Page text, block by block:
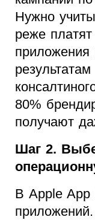
Нужно
реже
80%
получают
Шаг 2.
В Apple